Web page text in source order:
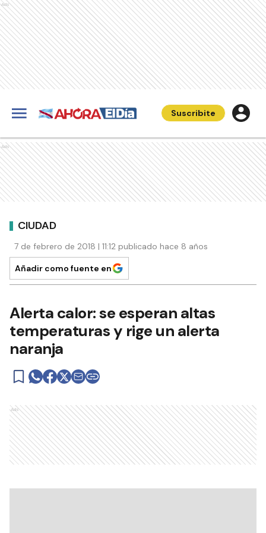
Ads
Suscribite
Ads
CIUDAD
7 de febrero de 2018 | 11:12 publicado hace 8 años
Añadir como fuente en
Alerta calor: se esperan altas
temperaturas y rige un alerta
naranja
Ads